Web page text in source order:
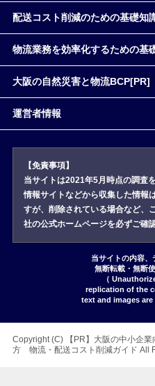
配送コスト削減のための基礎知
物流業務を効率化するための基
大阪の自然災害と物流BCP[PR]
運営者情報
【免責事項】
当サイトは2021年5月時点の調査
情報サイトなどから収集した情報
すが、削除されている場合など、
社の公式ホームページを必ずご確
当サイトの内容、
無断転載・無断
（
replication of the
text and images
Copyright (C)
大阪の中小企
方 物流・配送コスト削減ガイド All